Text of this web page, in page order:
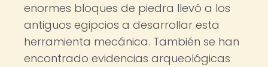
enormes bloques de piedra llevó a los
antiguos egipcios a desarrollar esta
herramienta mecánica. También se han
encontrado evidencias arqueológicas